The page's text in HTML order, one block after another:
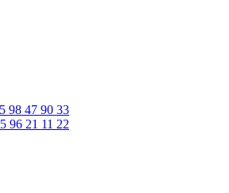
98 47 90 33
96 21 11 22